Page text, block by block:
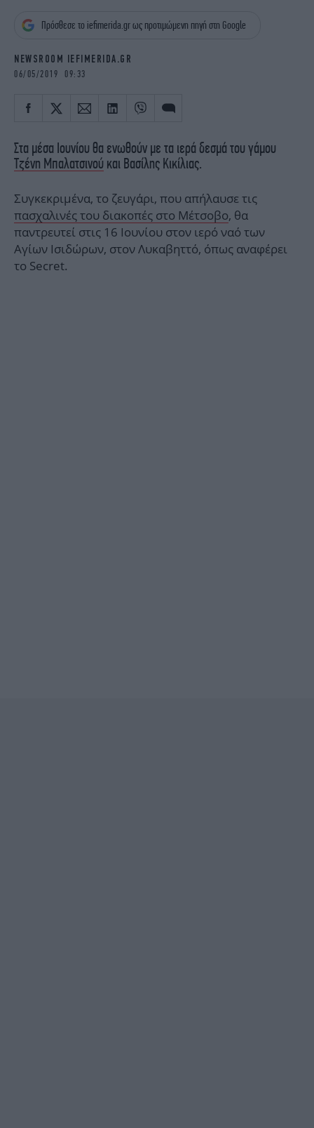
OSCARS
THE OCEAN
Πρόσθεσε το iefimerida.gr ως προτιμώμενη πηγή στη Google
NEWSROOM IEFIMERIDA.GR
06/05/2019 09:33
Στα μέσα Ιουνίου θα ενωθούν με τα ιερά δεσμά του γάμου
Τζένη Μπαλατσινού και Βασίλης Κικίλιας.
Συγκεκριμένα, το ζευγάρι, που απήλαυσε τις
πασχαλινές του διακοπές στο Μέτσοβο, θα
παντρευτεί στις 16 Ιουνίου στον ιερό ναό των
Αγίων Ισιδώρων, στον Λυκαβηττό, όπως αναφέρει
το Secret.